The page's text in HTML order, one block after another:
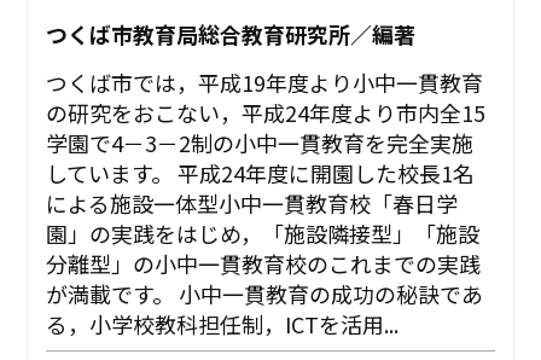
つくば市教育局総合教育研究所／編著
つくば市では，平成19年度より小中一貫教育
の研究をおこない，平成24年度より市内全15
学園で4－3－2制の小中一貫教育を完全実施
しています。 平成24年度に開園した校長1名
による施設一体型小中一貫教育校「春日学
園」の実践をはじめ，「施設隣接型」「施設
分離型」の小中一貫教育校のこれまでの実践
が満載です。 小中一貫教育の成功の秘訣であ
る，小学校教科担任制，ICTを活用...